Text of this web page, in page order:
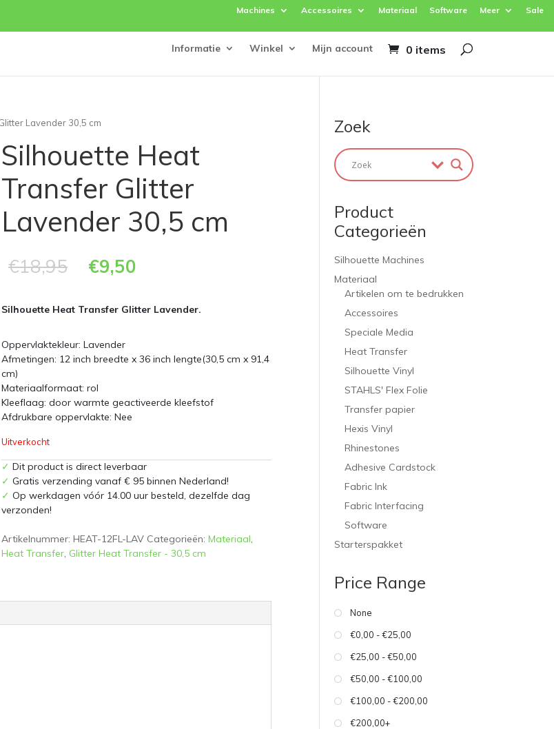
Machines Accessoires Materiaal Software Meer Sale
Informatie Winkel Mijn account 0 items
Lavender 30,5 cm
Silhouette Heat
Transfer Glitter
Lavender 30,5 cm
€18,95 €9,50
Silhouette Heat Transfer Glitter Lavender.
Oppervlaktekleur: Lavender
Afmetingen: 12 inch breedte x 36 inch lengte(30,5 cm x 91,4
cm)
Materiaalformaat: rol
Kleeflaag: door warmte geactiveerde kleefstof
Afdrukbare oppervlakte: Nee
Uitverkocht
✓ Dit product is direct leverbaar
✓ Gratis verzending vanaf € 95 binnen Nederland!
✓ Op werkdagen vóór 14.00 uur besteld, dezelfde dag
verzonden!
Artikelnummer: HEAT-12FL-LAV Categorieën: Materiaal,
Heat Transfer, Glitter Heat Transfer - 30,5 cm
Zoek
Product
Categorieën
Silhouette Machines
Materiaal
Artikelen om te bedrukken
Accessoires
Speciale Media
Heat Transfer
Silhouette Vinyl
STAHLS' Flex Folie
Transfer papier
Hexis Vinyl
Rhinestones
Adhesive Cardstock
Fabric Ink
Fabric Interfacing
Software
Starterspakket
Price Range
None
€0,00 - €25,00
€25,00 - €50,00
€50,00 - €100,00
€100,00 - €200,00
€200,00+